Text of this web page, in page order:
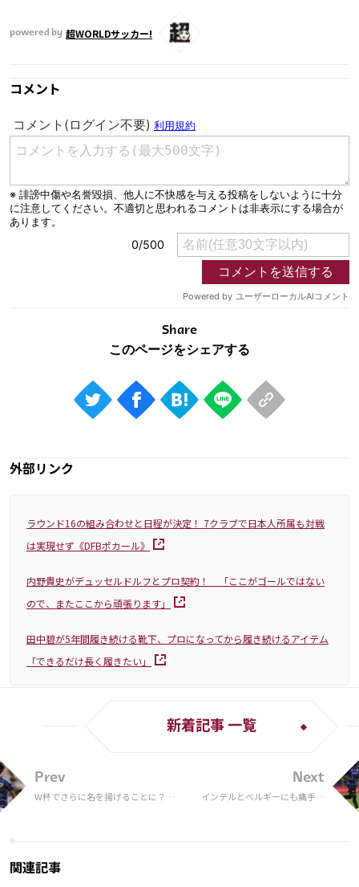
powered by 超WORLDサッカー!
コメント
Share
外部リンク
ラウンド16の組み合わせと日程が決定！ 7クラブで日本人所属も対戦
は実現せず《DFBポカール》
内野貴史がデュッセルドルフとプロ契約！ 「ここがゴールではない
ので、またここから頑張ります」
田中碧が5年間履き続ける靴下、プロになってから履き続けるアイテム
「できるだけ長く履きたい」
Prev
W杯でさらに名を揚げることに？
新着記事 一覧
Next
インテルとベルギーにも痛手
関連記事